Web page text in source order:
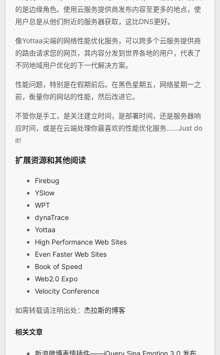
的是边缘角色。使用云服务提供商发布内容至更多的地点，使
用户总是从他们附近的服务器获取，这比DNS更好。
像Yottaa尖端的网络性能优化服务，可以跨多个云服务提供商
的路由请求您的网页，其内容分发到世界各地的用户，代表了
不同地域用户优化的下一代解决方案。
性能问题，特别是在假期前后。在黑色星期五，网络星期一之
前，衡量你的网站的性能，然后改进它。
不管你是手工，是关注建立时间，是部署时间，还是服务器响
应时间，或是在云端处理你最喜欢的性能优化服务……Just do
it!
扩展资源和其他阅读
Firebug
YSlow
WPT
dynaTrace
Yottaa
High Performance Web Sites
Even Faster Web Sites
Book of Speed
Web2.0 Expo
Velocity Conference
如需转载请注明出处： 杰拉斯的博客
相关文章
新浪微博表情插件——jQuery Sina Emotion 3.0 发布